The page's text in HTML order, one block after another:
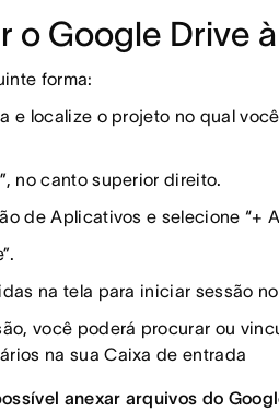
o Google Drive
forma:
e localize o projeto no qual
no canto superior direito.
de Aplicativos e selecione “+
na tela para iniciar sessão
você poderá procurar ou
na sua Caixa de entrada
anexar arquivos do